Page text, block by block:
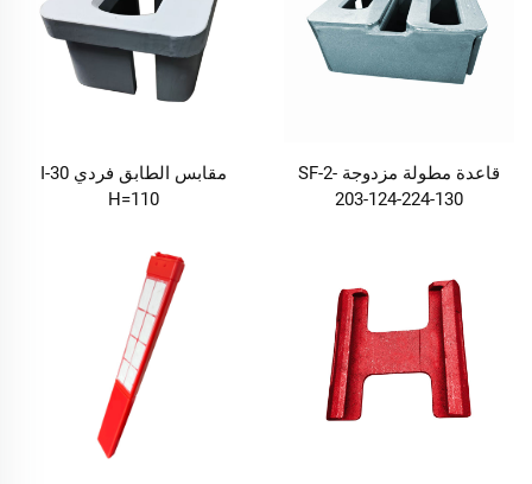
قاعدة مطولة مزدوجة SF-2-
203-124-224-130
مقابس الطابق فردي I-30
H=110